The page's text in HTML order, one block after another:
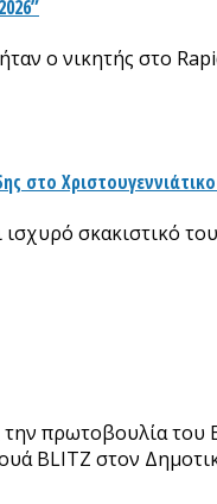
ο νικητής στο
στο
σκακιστικό
την πρωτοβουλία
BLITZ στον